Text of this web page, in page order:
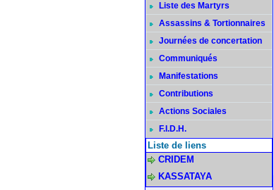
Liste des Martyrs
Assassins & Tortionnaires
Journées de concertation
Communiqués
Manifestations
Contributions
Actions Sociales
F.I.D.H.
Liste de liens
CRIDEM
KASSATAYA